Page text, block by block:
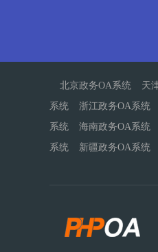
北京政务OA系统 天
系统
浙江政务OA系统
系统
海南政务OA系统
系统
新疆政务OA系统